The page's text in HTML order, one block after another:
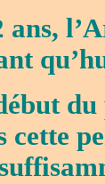
ans,
du
cette